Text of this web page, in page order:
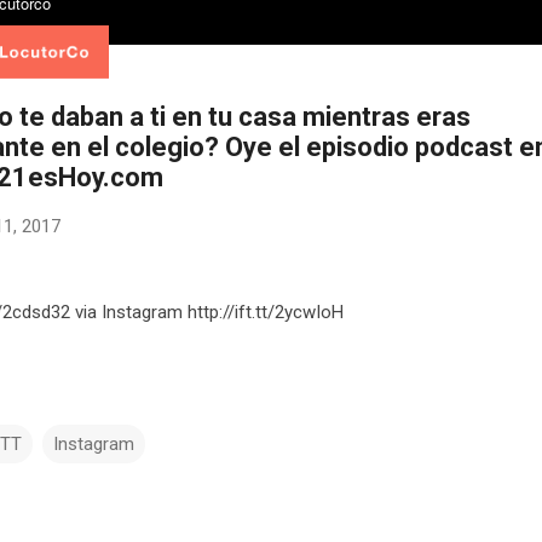
te daban a ti en tu casa mientras eras
en el colegio? Oye el episodio podcast
2017
via Instagram http://ift.tt/2ycwIoH
Instagram